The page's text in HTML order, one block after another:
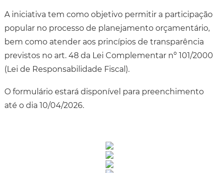
A iniciativa tem como objetivo permitir a participação
popular no processo de planejamento orçamentário,
bem como atender aos princípios de transparência
previstos no art. 48 da Lei Complementar nº 101/2000
(Lei de Responsabilidade Fiscal).
O formulário estará disponível para preenchimento
até o dia 10/04/2026.